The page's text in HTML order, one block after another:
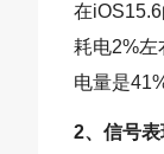
在
耗电2%左
电量是
2、信号表